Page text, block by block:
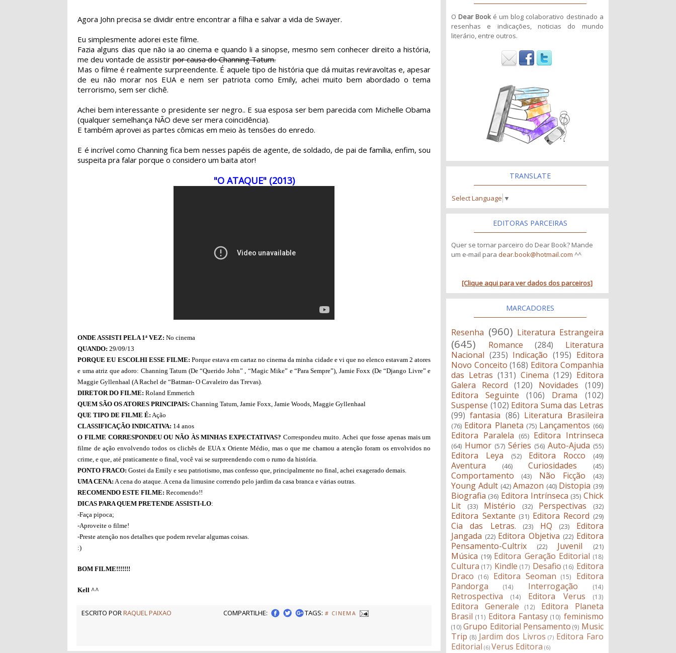
Agora John precisa se dividir entre encontrar a filha e salvar a vida de Swayer.
Eu simplesmente adorei este filme.
Fazia alguns dias que não ia ao cinema e quando li a sinopse, mesmo sem conhecer direito a história,
me deu vontade de assistirpor causa do Channing Tatum.
Mas o filme é realmente surpreendente. É aquele tipo de história que dá muitas reviravoltas e, apesar
de eu não morar nos EUA e nem ser patriota como Emily, achei muito bem abordado o tema
terrorismo, sem ser clichê.
Achei bem interessante o presidente ser negro.. E sua esposa ser bem parecida com Michelle Obama
(qualquer semelhança NÃO deve ser mera coincidência).
E também aprovei as partes cômicas em meio às tensões do enredo.
E é incrível como Channing fica bem nesses papéis de agente, de soldado, de pai de família, enfim, sou
suspeita pra falar porque o considero um baita ator!
"O ATAQUE" (2013)
ONDE ASSISTI PELA 1ª VEZ: No cinema
QUANDO: 29/09/13
PORQUE EU ESCOLHI ESSE FILME: Porque estava em cartaz no cinema da minha cidade e vi que no elenco estavam 2 atores
e uma atriz que adoro: Channing Tatum (De “Querido John” , “Magic Mike” e “Para Sempre”), Jamie Foxx (De “Django Livre” e
Maggie Gyllenhaal (A Rachel de “Batman- O Cavaleiro das Trevas).
DIRETOR DO FILME: Roland Emmerich
QUEM SÃO OS ATORES PRINCIPAIS: Channing Tatum, Jamie Foxx, Jamie Woods, Maggie Gyllenhaal
QUE TIPO DE FILME É: Ação
CLASSIFICAÇÃO INDICATIVA: 14 anos
O FILME CORRESPONDEU OU NÃO ÀS MINHAS EXPECTATIVAS? Correspondeu muito. Achei que fosse apenas mais um
filme de ação envolvendo todos os clichês de EUA x Oriente Médio, mas o que me chamou a atenção foram os envolvidos no
crime, e que, até praticamente o final, você vai se surpreendendo com o rumo da história.
PONTO FRACO: Gostei da Emily e seu patriotismo, mas confesso que, principalmente no final, achei exagerado demais.
UMA CENA: A cena do ataque. A cena da limusine correndo pelo jardim da casa branca e várias outras.
RECOMENDO ESTE FILME: Recomendo!!
DICAS PARA QUEM PRETENDE ASSISTI-LO:
-Faça pipoca;
-Aproveite o filme!
-Preste atenção nos detalhes que podem revelar algumas coisas.
:)
BOM FILME!!!!!!!
Kell ^^
ESCRITO PORRAQUEL PAIXAO COMPARTILHE: TAGS: # CINEMA
O Dear Book é um blog colaborativo destinado a
resenhas e indicações, noticias do mundo
literário, entre outros.
TRANSLATE
Select Language ▼
EDITORAS PARCEIRAS
Quer se tornar parceiro do Dear Book? Mande
um e-mail para dear.book@hotmail.com ^^
[Clique aqui para ver dados dos parceiros]
MARCADORES
Resenha (960) Literatura Estrangeira
(645) Romance (284)
Literatura
Nacional (235) Indicação (195) Editora
Novo Conceito (168) Editora Companhia
das Letras (131) Cinema (129) Editora
Galera Record
(120) Novidades
(109)
Editora Seguinte
(106) Drama
(102)
Suspense (102) Editora Suma das Letras
(99) fantasia (86) Literatura Brasileira
(76) Editora Planeta (75) Lançamentos (66)
Editora Paralela (65) Editora Intrinseca
(64) Humor (57) Séries (56) Auto-Ajuda (55)
Editora Leya (52) Editora Rocco (49)
Aventura (46) Curiosidades (45)
Comportamento (43) Não Ficção (43)
Young Adult (42) Amazon (40) Distopia (39)
Biografia (36) Editora Intrínseca (35) Chick
Lit
(33) Mistério (32) Perspectivas (32)
Editora Sextante (31) Editora Record (29)
Cia das Letras. (23) HQ (23)
Editora
Jangada (22) Editora Objetiva (22) Editora
Pensamento-Cultrix
(22) Juvenil (21)
Música (19) Editora Geração Editorial (18)
Cultura (17) Kindle (17) Desafio (16) Editora
Draco
(16) Editora Seoman (15)
Editora
Pandorga
(14) Interrogação (14)
Retrospectiva (14) Editora Verus (13)
Editora Generale (12)
Editora Planeta
Brasil (11) Editora Fantasy (10) feminismo
(10) Grupo Editorial Pensamento (9) Music
Trip (8) Jardim dos Livros (7) Editora Faro
Editorial (6) Verus Editora (6)